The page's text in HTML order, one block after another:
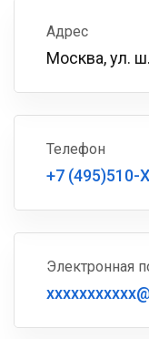
Адрес
Москва, ул.
Телефон
+7 (495)510-
Электронная